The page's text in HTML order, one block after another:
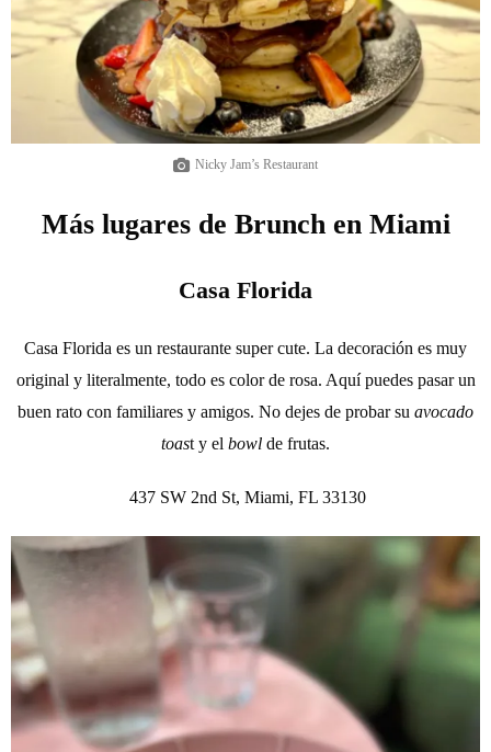
Nicky Jam’s Restaurant
Más lugares de Brunch en Miami
Casa Florida
Casa Florida es un restaurante super cute. La decoración es muy
original y literalmente, todo es color de rosa. Aquí puedes pasar un
buen rato con familiares y amigos. No dejes de probar su avocado
toast y el bowl de frutas.
437 SW 2nd St, Miami, FL 33130